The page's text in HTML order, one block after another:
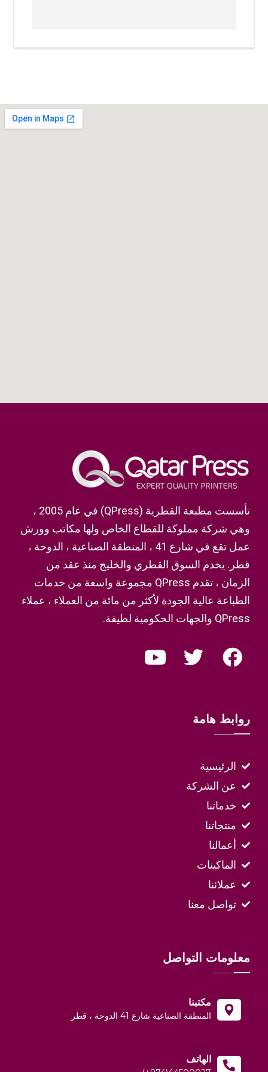
تأسست مطبعة القطرية (QPress) في عام 2005 ،
وهي شركة مملوكة للقطاع الخاص ولها مكاتب وورش
عمل تقع في شارع 41 ، المنطقة الصناعية ، الدوحة ،
قطر. يخدم السوق القطري والخليج منذ عقد من
الزمان ، تقدم QPress مجموعة واسعة من خدمات
الطباعة عالية الجودة لأكثر من مائة من العملاء ، عملاء
QPress والجهات الحكومية لطيفة.
روابط هامة
الرئيسية
عن الشركة
خدماتنا
منتجاتنا
أعمالنا
الماكينات
عملائنا
تواصل معنا
معلومات التواصل
مكتبنا
المنطقة الصناعية شارع 41 الدوحة ، قطر
الهاتف